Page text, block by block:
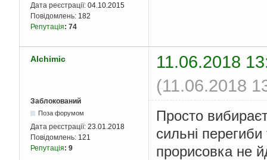
Дата реєстрації: 04.10.2015
Повідомлень: 182
Репутація: 74
Alchimic
11.06.2018
(11.06.2018
Заблокований
Поза форумом
Дата реєстрації: 23.01.2018
Повідомлень: 121
Репутація: 9
Просто
сильні
прорисовка не